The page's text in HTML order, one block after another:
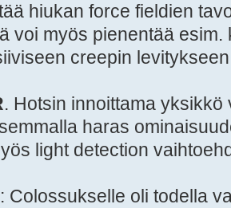
hiukan force fieldien
voi myös pienentää
creepin
. Hotsin innoittama yksikkö
haras
light detection
: Colossukselle oli todella